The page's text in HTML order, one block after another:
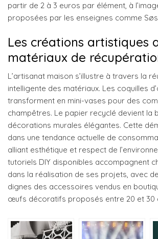
partir de 2 à 3 euros par élément, à
proposées par les enseignes comme
Les créations artistiques
matériaux de
L’artisanat maison s’illustre à travers la
intelligente des matériaux. Les coquilles
transforment en mini-vases pour des
champêtres. Le papier recyclé devient la
décorations murales élégantes. Cette
dans une tendance actuelle de
alliant esthétique et respect de
tutoriels DIY disponibles accompagnent
dans la réalisation de ses projets, avec
dignes des accessoires vendus en
œufs décoratifs proposés entre 20 et 30